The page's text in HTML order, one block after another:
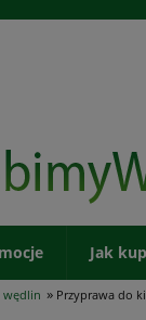
Jak
wędlin » Przyprawa do